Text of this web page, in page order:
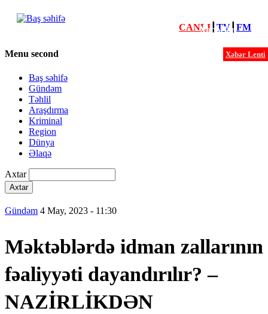
Xəbərlər
Xəbər Lenti
CANLI┃ TV┃ FM
Menu second
Baş səhifə
Gündəm
Təhlil
Araşdırma
Kriminal
Region
Dünya
Əlaqə
Axtar
Gündəm 4 May, 2023 - 11:30
Məktəblərdə idman zallarının
fəaliyyəti dayandırılır? –
NAZİRLİKDƏN